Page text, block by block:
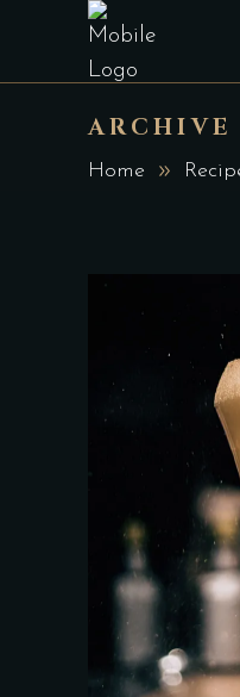
ARCHIVE
Home